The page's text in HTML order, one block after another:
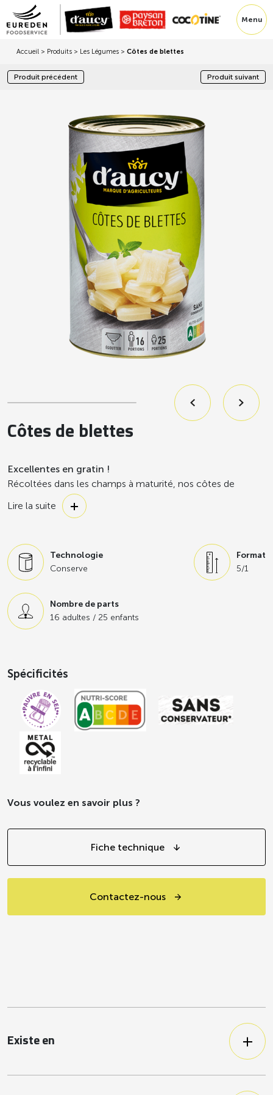
Menu
Accueil > Produits > Les Légumes > Côtes de blettes
Produit précédent Produit suivant
Côtes de blettes
Excellentes en gratin !
Récoltées dans les champs à maturité, nos côtes de
blettes sont transformées rapidement après leur récolte
pour vous garantir le meilleur du légume.
Lire la suite
Technologie
Conserve
Format
5/1
Nombre de parts
16 adultes / 25 enfants
Spécificités
Vous voulez en savoir plus ?
Fiche technique
Contactez-nous
Existe en